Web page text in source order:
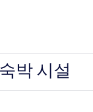
박 시설